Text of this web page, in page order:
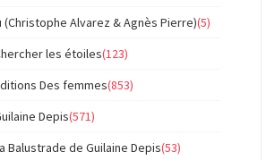
(Christophe Alvarez & Agnès Pierre)(5)
les étoiles(123)
Des femmes(853)
Depis(571)
Balustrade de Guilaine Depis(53)